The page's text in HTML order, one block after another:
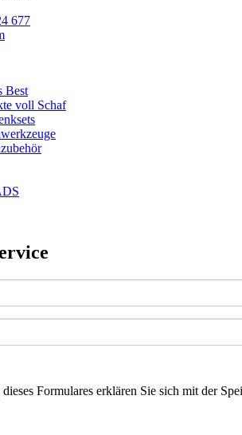
677
Best
voll Schaf
Formulares erklären Sie sich mit der